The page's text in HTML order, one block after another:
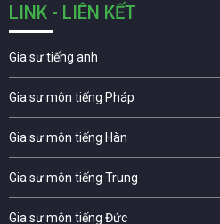
LINK - LIÊN KẾT
Gia sư tiếng anh
Gia sư môn tiếng Pháp
Gia sư môn tiếng Hàn
Gia sư môn tiếng Trung
Gia sư môn tiếng Đức